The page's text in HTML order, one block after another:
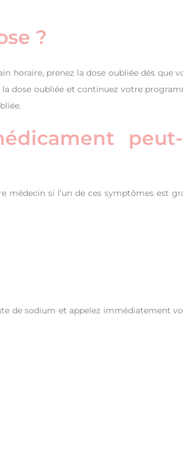
?
horaire, prenez la dose oubliée dès que
la dose oubliée et continuez votre
médecin si l’un de ces symptômes est
de sodium et appelez immédiatement